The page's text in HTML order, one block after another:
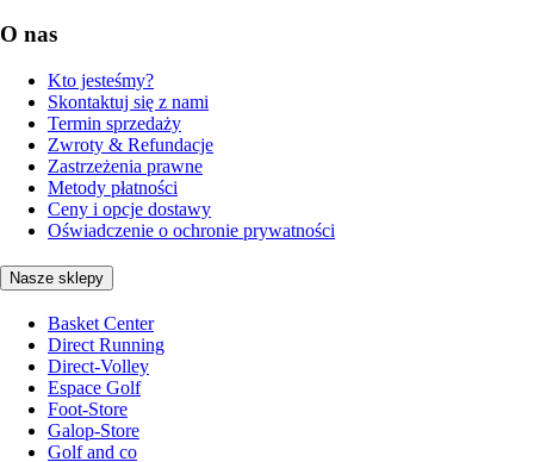
O nas
Kto jesteśmy?
Skontaktuj się z nami
Termin sprzedaży
Zwroty & Refundacje
Zastrzeżenia prawne
Metody płatności
Ceny i opcje dostawy
Oświadczenie o ochronie prywatności
Nasze sklepy
Basket Center
Direct Running
Direct-Volley
Espace Golf
Foot-Store
Galop-Store
Golf and co